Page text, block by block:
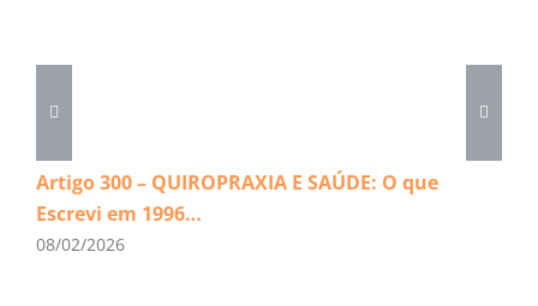
Artigo 300 – QUIROPRAXIA E SAÚDE: O que
Escrevi em 1996…
08/02/2026